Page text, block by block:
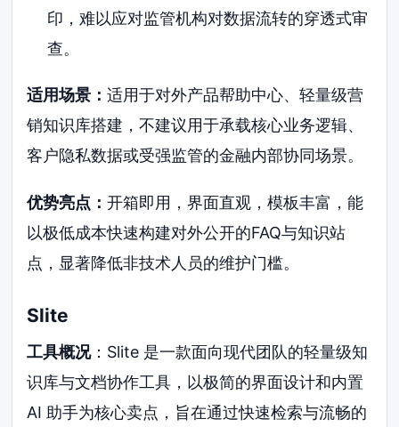
印，难以应对监管机构对数据流转的穿透式审
查。
适用场景：适用于对外产品帮助中心、轻量级营
销知识库搭建，不建议用于承载核心业务逻辑、
客户隐私数据或受强监管的金融内部协同场景。
优势亮点：开箱即用，界面直观，模板丰富，能
以极低成本快速构建对外公开的FAQ与知识站
点，显著降低非技术人员的维护门槛。
Slite
工具概况：Slite 是一款面向现代团队的轻量级知
识库与文档协作工具，以极简的界面设计和内置
AI 助手为核心卖点，旨在通过快速检索与流畅的